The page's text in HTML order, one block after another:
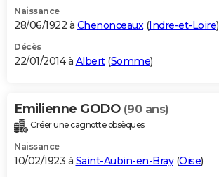
Naissance
28/06/1922 à Chenonceaux(Indre-et-Loire)
Décès
22/01/2014 à Albert(Somme)
Emilienne GODO (90 ans)
Créer une cagnotte obsèques
Naissance
10/02/1923 à Saint-Aubin-en-Bray(Oise)